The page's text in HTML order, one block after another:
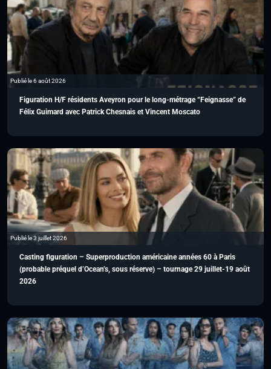
Publié le 6 août 2026
Figuration H/F résidents Aveyron pour le long-métrage “Feignasse” de
Félix Guimard avec Patrick Chesnais et Vincent Moscato
Publié le 3 juillet 2026
Casting figuration – Superproduction américaine années 60 à Paris
(probable préquel d’Ocean’s, sous réserve) – tournage 29 juillet-19 août
2026